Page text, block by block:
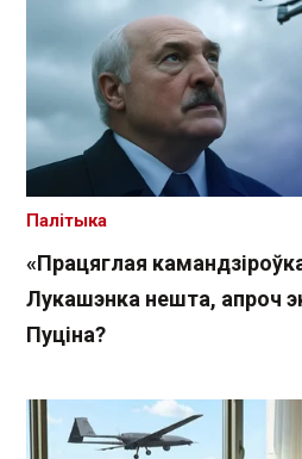
«Працяглая
Лукашэнка нешта, апроч
Пуціна?
Палітыка